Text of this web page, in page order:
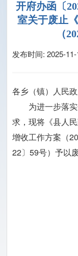
开府办函〔
室关于废止
（
发布时间: 2025-
各乡（镇）人民
为进一步落
求，现将《县人
增收工作方案（
22〕59号）予以废